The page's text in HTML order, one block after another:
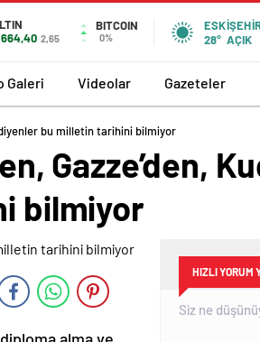
2,65
BITCOIN
0%
28° AÇIK
Galeri Videolar Gazeteler
diyenler bu milletin tarihini bilmiyor
Gazze’den,
bilmiyor
HIZLI YORUM